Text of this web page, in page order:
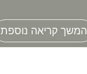
המשך קריאה נוספת